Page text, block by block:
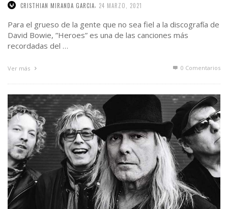
CRISTHIAN MIRANDA GARCIA 24 MARZO, 2021
Para el grueso de la gente que no sea fiel a la discografía de
David Bowie, ”Heroes” es una de las canciones más
recordadas del …
Ver más 0 Comentarios